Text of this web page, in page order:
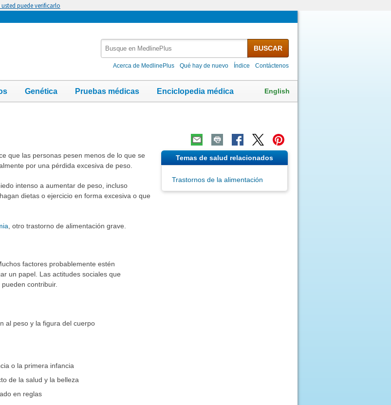
puede verificarlo
MedlinePlus
BUSCAR
Acerca de MedlinePlus Qué hay de nuevo Índice Contáctenos
Genética Pruebas médicas Enciclopedia médica English
que las personas pesen menos de lo que se
por una pérdida excesiva de peso.
intenso a aumentar de peso, incluso
dietas o ejercicio en forma excesiva o que
, otro trastorno de alimentación grave.
factores probablemente estén
un papel. Las actitudes sociales que
contribuir.
al peso y la figura del cuerpo
o la primera infancia
de la salud y la belleza
en reglas
Temas de salud relacionados
Trastornos de la alimentación